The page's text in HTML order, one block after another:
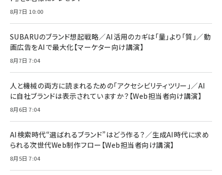
8月7日 10:00
SUBARUのブランド想起戦略／AI活用のカギは「量」より「質」／動
画広告をAIで最大化【マーケター向け講演】
8月7日 7:04
人と機械の両方に読まれるための「アクセシビリティツリー」／AI
に自社ブランドは表示されていますか？【Web担当者向け講演】
8月6日 7:04
AI検索時代“選ばれるブランド”はどう作る？／生成AI時代に求め
られる次世代Web制作フロー【Web担当者向け講演】
8月5日 7:04